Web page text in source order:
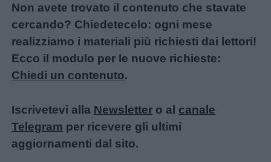
Non avete trovato il contenuto che stavate
cercando? Chiedetecelo: ogni mese
realizziamo i materiali più richiesti dai lettori!
Ecco il modulo per le nuove richieste:
Chiedi un contenuto.
Iscrivetevi alla Newsletter o al canale
Telegram per ricevere gli ultimi
aggiornamenti dal sito.